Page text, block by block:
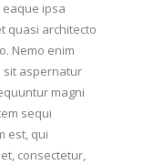
ipsa
quasi architecto
Nemo enim
sit aspernatur
magni
sequi
est, qui
consectetur,